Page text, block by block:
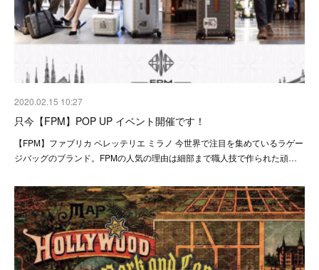
2020.02.15 10:27
只今【FPM】POP UP イベント開催です！
【FPM】ファブリカ ペレッテリエ ミラノ 今世界で注目を集めているラゲー
ジバッグのブランド。FPMの人気の理由は細部まで職人技で作られた頑…